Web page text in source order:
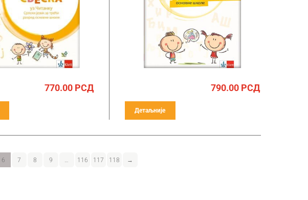
770.00РСД 790.00РСД
Детаљније
6 7 8 9 … 116 117 118 →